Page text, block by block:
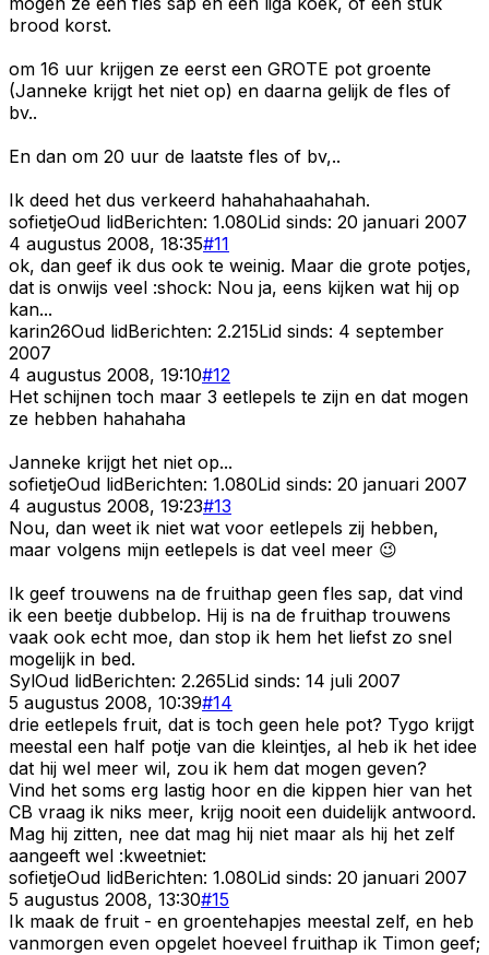
brood korst.
om 16 uur krijgen ze eerst een GROTE pot groente
(Janneke krijgt het niet op) en daarna gelijk de fles of
bv..
En dan om 20 uur de laatste fles of bv,..
Ik deed het dus verkeerd hahahahaahahah.
sofietjeOud lidBerichten: 1.080Lid sinds: 20 januari 2007
4 augustus 2008, 18:35#11
ok, dan geef ik dus ook te weinig. Maar die grote potjes,
dat is onwijs veel :shock: Nou ja, eens kijken wat hij op
kan...
karin26Oud lidBerichten: 2.215Lid sinds: 4 september
2007
4 augustus 2008, 19:10#12
Het schijnen toch maar 3 eetlepels te zijn en dat mogen
ze hebben hahahaha
Janneke krijgt het niet op...
sofietjeOud lidBerichten: 1.080Lid sinds: 20 januari 2007
4 augustus 2008, 19:23#13
Nou, dan weet ik niet wat voor eetlepels zij hebben,
maar volgens mijn eetlepels is dat veel meer 😉
Ik geef trouwens na de fruithap geen fles sap, dat vind
ik een beetje dubbelop. Hij is na de fruithap trouwens
vaak ook echt moe, dan stop ik hem het liefst zo snel
mogelijk in bed.
SylOud lidBerichten: 2.265Lid sinds: 14 juli 2007
5 augustus 2008, 10:39#14
drie eetlepels fruit, dat is toch geen hele pot? Tygo krijgt
meestal een half potje van die kleintjes, al heb ik het idee
dat hij wel meer wil, zou ik hem dat mogen geven?
Vind het soms erg lastig hoor en die kippen hier van het
CB vraag ik niks meer, krijg nooit een duidelijk antwoord.
Mag hij zitten, nee dat mag hij niet maar als hij het zelf
aangeeft wel :kweetniet:
sofietjeOud lidBerichten: 1.080Lid sinds: 20 januari 2007
5 augustus 2008, 13:30#15
Ik maak de fruit - en groentehapjes meestal zelf, en heb
vanmorgen even opgelet hoeveel fruithap ik Timon geef;